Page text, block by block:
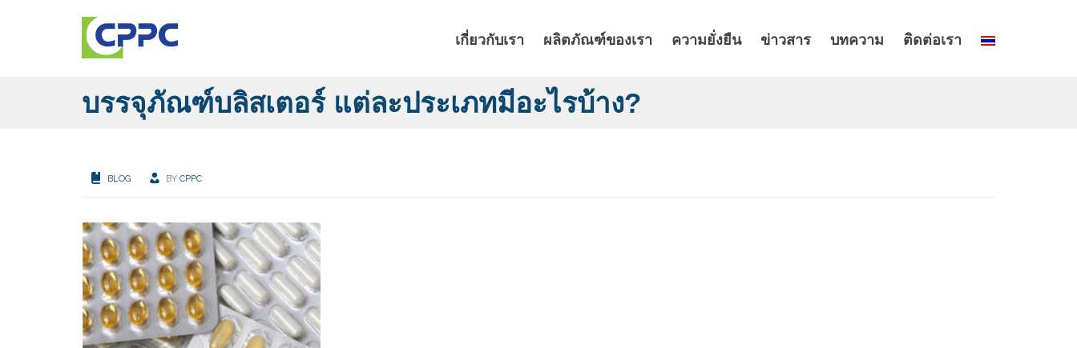
เกี่ยวกับเรา ผลิตภัณฑ์ของเรา ความยั่งยืน ข่าวสาร บทความ ติดต่อเรา
บรรจุภัณฑ์บลิสเตอร์ แต่ละประเภทมีอะไรบ้าง?
BLOG BY CPPC